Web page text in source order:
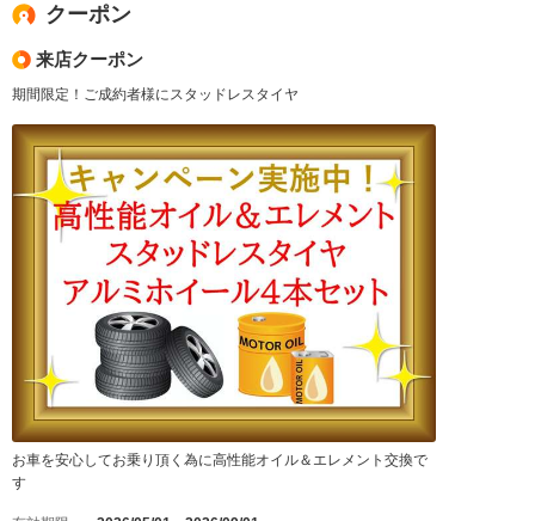
クーポン
来店クーポン
期間限定！ご成約者様にスタッドレスタイヤ
お車を安心してお乗り頂く為に高性能オイル＆エレメント交換で
す